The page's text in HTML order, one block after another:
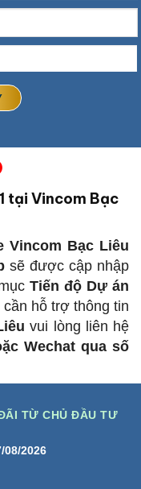
tại Vincom Bạc
Vincom Bạc Liêu
sẽ được cập nhập
Tiến độ Dự án
hỗ trợ thông tin
vui lòng liên hệ
Wechat qua số
TỪ CHỦ ĐẦU TƯ
08/2026